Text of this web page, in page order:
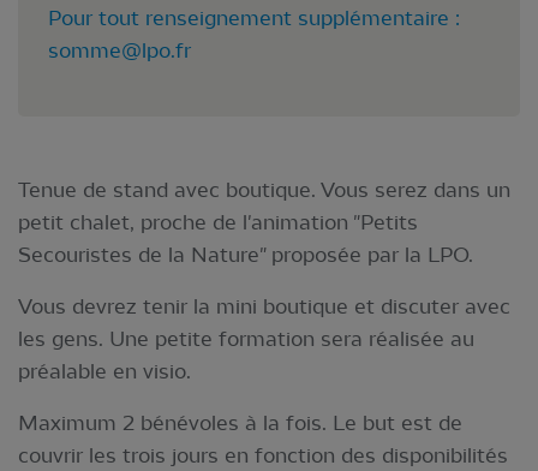
Pour tout renseignement supplémentaire :
somme@lpo.fr
Tenue de stand avec boutique. Vous serez dans un
petit chalet, proche de l'animation "Petits
Secouristes de la Nature" proposée par la LPO.
Vous devrez tenir la mini boutique et discuter avec
les gens. Une petite formation sera réalisée au
préalable en visio.
Maximum 2 bénévoles à la fois. Le but est de
couvrir les trois jours en fonction des disponibilités